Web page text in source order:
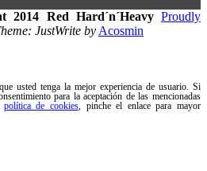
2014 Red Hard´n´Heavy Proudly
JustWrite by Acosmin
usted tenga la mejor experiencia de usuario. Si
para la aceptación de las mencionadas
política de cookies, pinche el enlace para mayor